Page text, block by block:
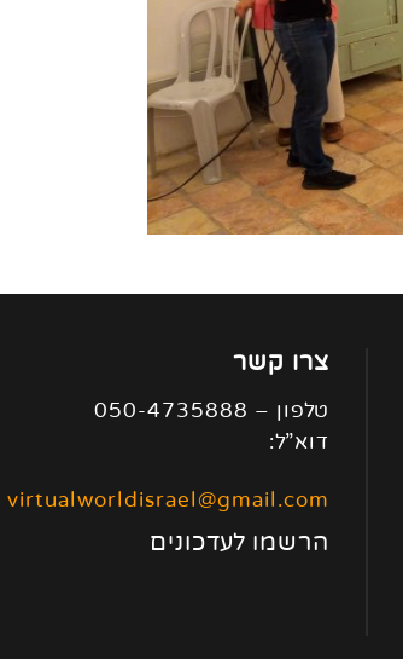
צרו קשר
טלפון – 050-4735888
דוא”ל:
virtualworldisrael@gmail.com
הרשמו לעדכונים